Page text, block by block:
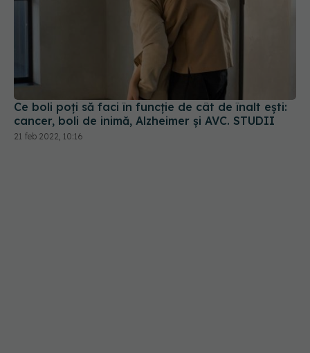
Ce boli poți să faci în funcție de cât de înalt ești:
cancer, boli de inimă, Alzheimer și AVC. STUDII
21 feb 2022, 10:16